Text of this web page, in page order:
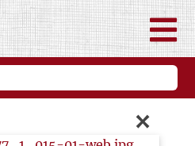
×